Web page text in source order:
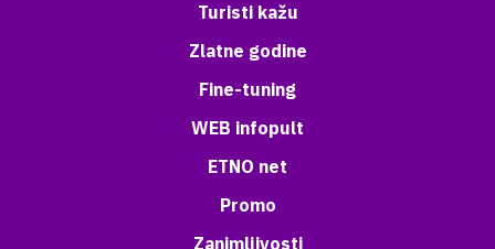
Turisti kažu
Zlatne godine
Fine-tuning
WEB infopult
ETNO net
Promo
Zanimljivosti